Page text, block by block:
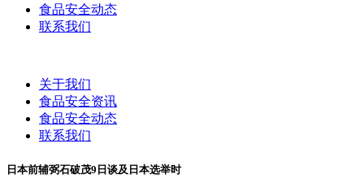
食品安全动态
联系我们
关于我们
食品安全资讯
食品安全动态
联系我们
日本前辅弼石破茂9日谈及日本选举时